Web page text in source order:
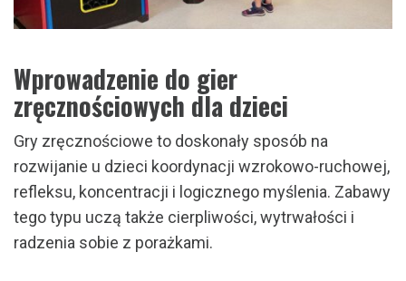
Wprowadzenie do gier
zręcznościowych dla dzieci
Gry zręcznościowe to doskonały sposób na
rozwijanie u dzieci koordynacji wzrokowo-ruchowej,
refleksu, koncentracji i logicznego myślenia. Zabawy
tego typu uczą także cierpliwości, wytrwałości i
radzenia sobie z porażkami.